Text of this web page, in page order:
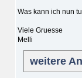
Was kann ich nun
Viele Gruesse
Melli
weitere